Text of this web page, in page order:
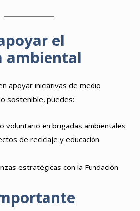
el
ambiental
apoyar iniciativas de medio
sostenible, puedes:
voluntario en brigadas ambientales
de reciclaje y educación
estratégicas con la Fundación